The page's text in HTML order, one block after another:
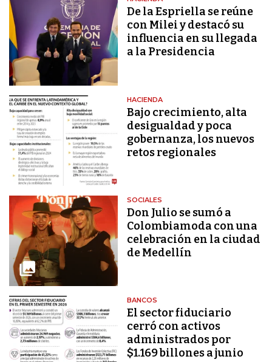
De la Espriella se reúne
con Milei y destacó su
influencia en su llegada
a la Presidencia
HACIENDA
Bajo crecimiento, alta
desigualdad y poca
gobernanza, los nuevos
retos regionales
SOCIALES
Don Julio se sumó a
Colombiamoda con una
celebración en la ciudad
de Medellín
BANCOS
El sector fiduciario
cerró con activos
administrados por
$1.169 billones a junio